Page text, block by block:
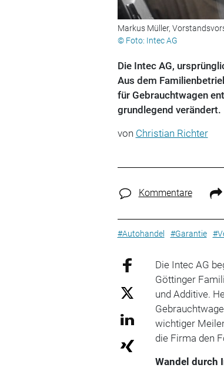
Markus Müller,
© Foto: Intec AG
Die Intec AG,
Aus dem
für Gebrauchtwagen
grundlegend verändert.
von Christian Richter
Kommentare
#Autohandel #Garantie
Die Intec AG
Göttinger
und Additive.
wichtiger
die Firma den
Wandel durch